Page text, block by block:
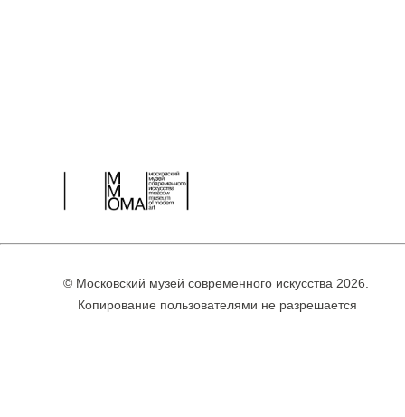
© Московский музей современного искусства 2026.
Копирование пользователями не разрешается